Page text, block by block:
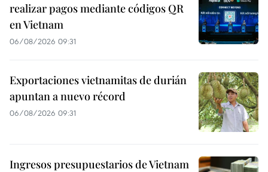
realizar pagos mediante códigos QR
en Vietnam
06/08/2026 09:31
Exportaciones vietnamitas de durián
apuntan a nuevo récord
06/08/2026 09:31
Ingresos presupuestarios de Vietnam